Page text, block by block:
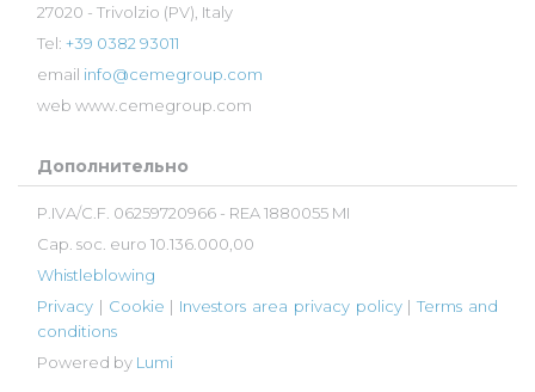
27020 - Trivolzio (PV), Italy
Tel: +39 0382 93011
email info@cemegroup.com
web www.cemegroup.com
Дополнительно
P.IVA/C.F. 06259720966 - REA 1880055 MI
Cap. soc. euro 10.136.000,00
Whistleblowing
Privacy | Cookie | Investors area privacy policy|Terms and
conditions
Powered by Lumi